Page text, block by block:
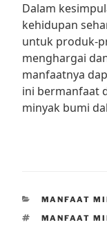
Dalam
kehidupan
untuk produk-
menghargai
manfaatnya
ini bermanfaat
minyak bumi
CATEGORIES
MANFAAT
TAGS
MANFAAT